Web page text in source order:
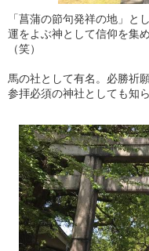
「菖蒲の節句発祥の地」と
運をよぶ神として信仰を集
（笑）
馬の社として有名。必勝祈
参拝必須の神社としても知